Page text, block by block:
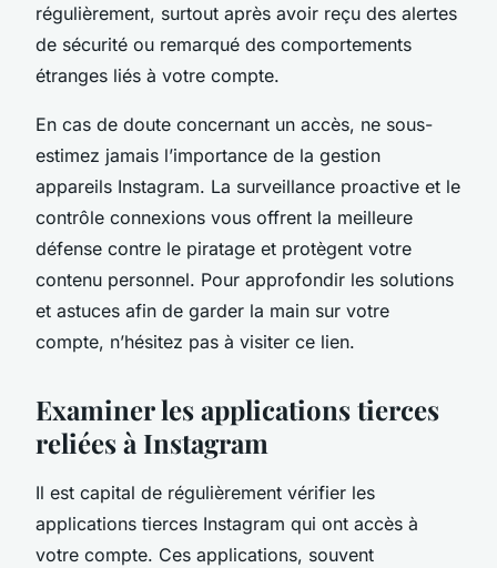
régulièrement, surtout après avoir reçu des alertes
de sécurité ou remarqué des comportements
étranges liés à votre compte.
En cas de doute concernant un accès, ne sous-
estimez jamais l’importance de la gestion
appareils Instagram. La surveillance proactive et le
contrôle connexions vous offrent la meilleure
défense contre le piratage et protègent votre
contenu personnel. Pour approfondir les solutions
et astuces afin de garder la main sur votre
compte, n’hésitez pas à visiter ce lien.
Examiner les applications tierces
reliées à Instagram
Il est capital de régulièrement vérifier les
applications tierces Instagram qui ont accès à
votre compte. Ces applications, souvent